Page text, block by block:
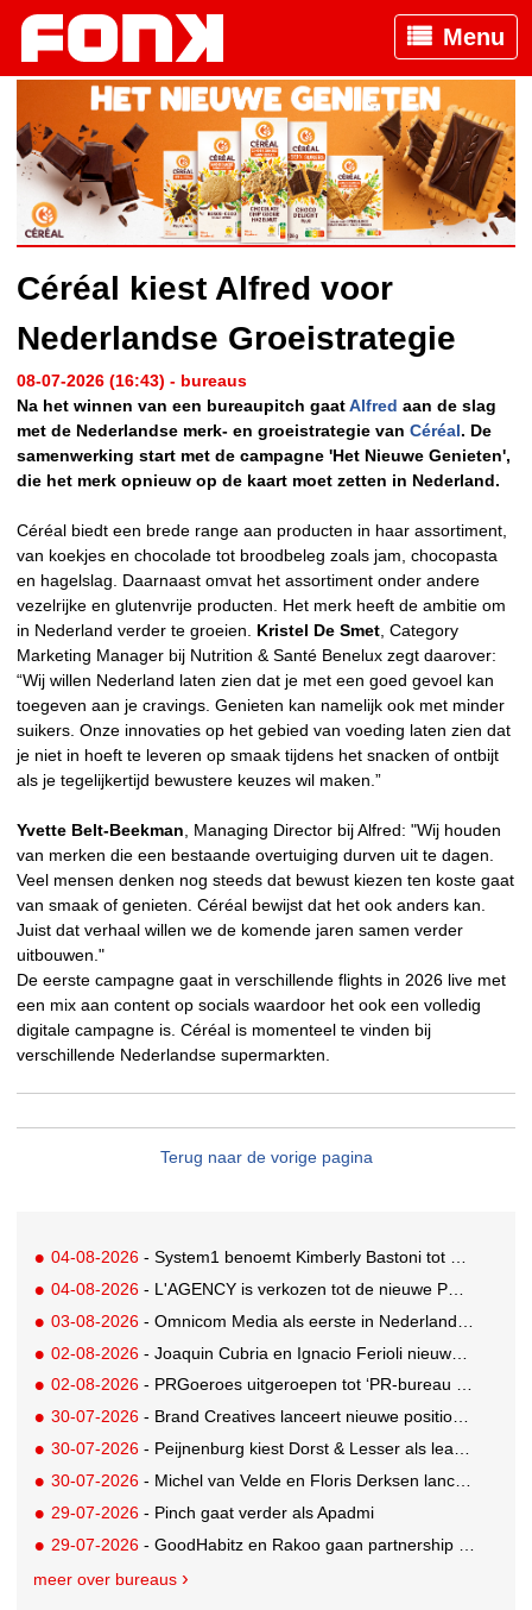
Menu
Céréal kiest Alfred voor
Nederlandse Groeistrategie
08-07-2026 (16:43) - bureaus
Na het winnen van een bureaupitch gaatAlfred aan de slag
met de Nederlandse merk- en groeistrategie van Céréal. De
samenwerking start met de campagne 'Het Nieuwe Genieten',
die het merk opnieuw op de kaart moet zetten in Nederland.
Céréal biedt een brede range aan producten in haar assortiment,
van koekjes en chocolade tot broodbeleg zoals jam, chocopasta
en hagelslag. Daarnaast omvat het assortiment onder andere
vezelrijke en glutenvrije producten. Het merk heeft de ambitie om
in Nederland verder te groeien. Kristel De Smet , Category
Marketing Manager bij Nutrition & Santé Benelux zegt daarover:
“Wij willen Nederland laten zien dat je met een goed gevoel kan
toegeven aan je cravings. Genieten kan namelijk ook met minder
suikers. Onze innovaties op het gebied van voeding laten zien dat
je niet in hoeft te leveren op smaak tijdens het snacken of ontbijt
als je tegelijkertijd bewustere keuzes wil maken.”
Yvette Belt-Beekman , Managing Director bij Alfred: "Wij houden
van merken die een bestaande overtuiging durven uit te dagen.
Veel mensen denken nog steeds dat bewust kiezen ten koste gaat
van smaak of genieten. Céréal bewijst dat het ook anders kan.
Juist dat verhaal willen we de komende jaren samen verder
uitbouwen."
De eerste campagne gaat in verschillende flights in 2026 live met
een mix aan content op socials waardoor het ook een volledig
digitale campagne is. Céréal is momenteel te vinden bij
verschillende Nederlandse supermarkten.
Terug naar de vorige pagina
04-08-2026 - System1 benoemt Kimberly Bastoni tot Gobal Chief Commercial Officer
04-08-2026 - L'AGENCY is verkozen tot de nieuwe PR-partner van KoRo
03-08-2026 - Omnicom Media als eerste in Nederland actief met advertenties in ChatGPT
02-08-2026 - Joaquin Cubria en Ignacio Ferioli nieuwe Global CCO’s GUT, Renata Neumann Global Head of Production
02-08-2026 - PRGoeroes uitgeroepen tot ‘PR-bureau van het jaar 2026’
30-07-2026 - Brand Creatives lanceert nieuwe positionering: Create to Celebrate
30-07-2026 - Peijnenburg kiest Dorst & Lesser als lead social agency
30-07-2026 - Michel van Velde en Floris Derksen lanceren I.C.Y. group: drie specialistische bureaus, één visie op groei
29-07-2026 - Pinch gaat verder als Apadmi
29-07-2026 - GoodHabitz en Rakoo gaan partnership aan voor geïntegreerde talentontwikkeling
meer over bureaus